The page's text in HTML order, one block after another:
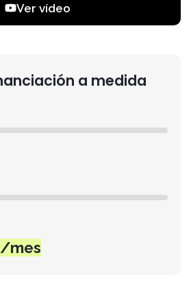
Ver vídeo
a medida
mes